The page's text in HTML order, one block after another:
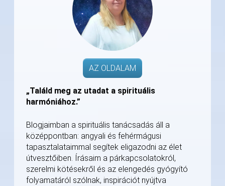
AZ OLDALAM
„Találd meg az utadat a spirituális
harmóniához.”
Blogjaimban a spirituális tanácsadás áll a
középpontban: angyali és fehérmágusi
tapasztalataimmal segítek eligazodni az élet
útvesztőiben. Írásaim a párkapcsolatokról,
szerelmi kötésekről és az elengedés gyógyító
folyamatáról szólnak, inspirációt nyújtva